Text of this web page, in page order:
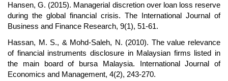
Hansen, G. (2015). Managerial discretion over loan loss reserve
during the global financial crisis. The International Journal of
Business and Finance Research, 9(1), 51-61.
Hassan, M. S., & Mohd-Saleh, N. (2010). The value relevance
of financial instruments disclosure in Malaysian firms listed in
the main board of bursa Malaysia. International Journal of
Economics and Management, 4(2), 243-270.